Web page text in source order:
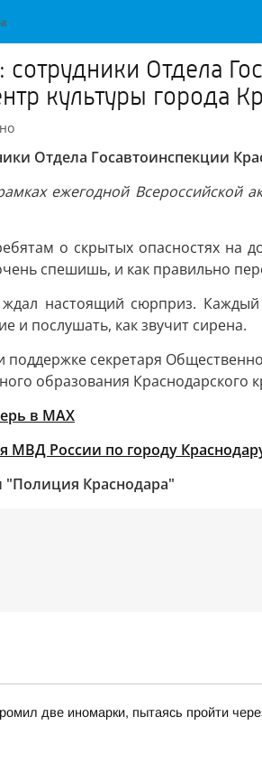
сотрудники Отдела
культуры города
Отдела Госавтоинспекции
ежегодной Всероссийской
о скрытых опасностях
спешишь, и как правильно
настоящий сюрприз.
и послушать, как звучит сирена.
секретаря
образования
в МАХ
МВД России по городу
"Полиция Краснодара"
две иномарки, пытаясь пройти